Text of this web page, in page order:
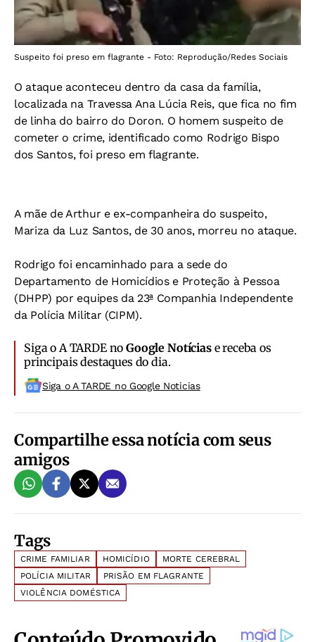
Suspeito foi preso em flagrante - Foto: Reprodução/Redes Sociais
O ataque aconteceu dentro da casa da família,
localizada na Travessa Ana Lúcia Reis, que fica no fim
de linha do bairro do Doron. O homem suspeito de
cometer o crime, identificado como Rodrigo Bispo
dos Santos, foi preso em flagrante.
A mãe de Arthur e ex-companheira do suspeito,
Mariza da Luz Santos, de 30 anos, morreu no ataque.
Rodrigo foi encaminhado para a sede do
Departamento de Homicídios e Proteção à Pessoa
(DHPP) por equipes da 23ª Companhia Independente
da Polícia Militar (CIPM).
Siga o A TARDE noGoogle Notíciase receba os
principais destaques do dia.
Siga o A TARDE no Google Noticias
Compartilhe essa notícia com seus
amigos
Tags
CRIME FAMILIAR HOMICÍDIO
MORTE CEREBRAL
POLÍCIA MILITAR
PRISÃO EM FLAGRANTE
VIOLÊNCIA DOMÉSTICA